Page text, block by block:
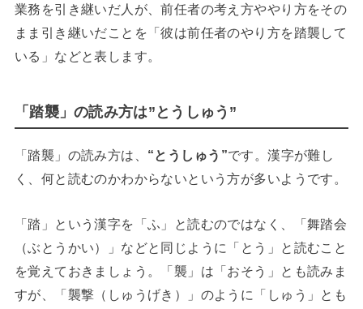
業務を引き継いだ人が、前任者の考え方ややり方をその
まま引き継いだことを「彼は前任者のやり方を踏襲して
いる」などと表します。
「踏襲」の読み方は”とうしゅう”
「踏襲」の読み方は、 “とうしゅう”です。漢字が難し
く、何と読むのかわからないという方が多いようです。
「踏」という漢字を「ふ」と読むのではなく、「舞踏会
（ぶとうかい）」などと同じように「とう」と読むこと
を覚えておきましょう。「襲」は「おそう」とも読みま
すが、「襲撃（しゅうげき）」のように「しゅう」とも